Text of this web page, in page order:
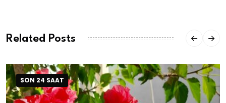
Related Posts
SON 24 SAAT